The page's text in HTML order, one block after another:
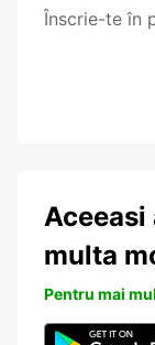
Înscrie-te în
multa
Pentru mai